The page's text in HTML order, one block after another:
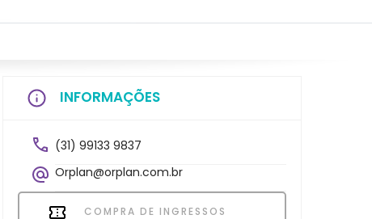
INFORMAÇÕES
(31) 99133 9837
Orplan@orplan.com.br
COMPRA DE INGRESSOS